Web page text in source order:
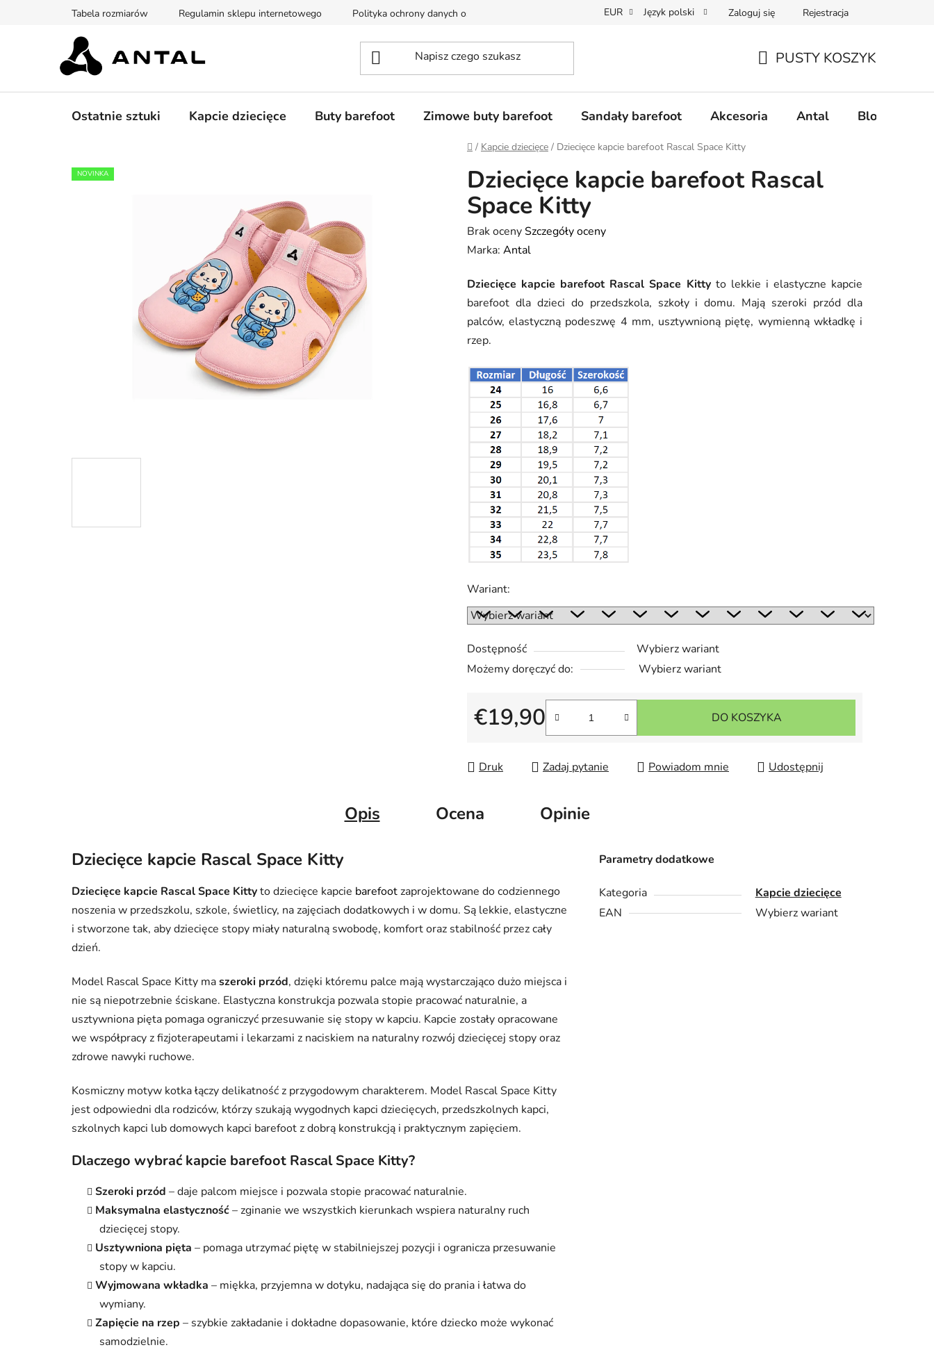
Tabela rozmiarów Regulamin sklepu internetowego Polityka ochrony danych osobowych Dostępność i czas realizacji zamówienia Zwroty i reklamacje
EUR Język polski Zaloguj się Rejestracja
PUSTY KOSZYK
Ostatnie sztuki Kapcie dziecięce Buty barefoot Zimowe buty barefoot Sandały barefoot Akcesoria Antal Blog
Home
/ Kapcie dziecięce / Dziecięce kapcie barefoot Rascal Space Kitty
Dziecięce kapcie barefoot Rascal
Space Kitty
Średnia
ocena
wynosi
0,0
na
5
Brak ocenySzczegóły oceny
Marka: Antal
Dziecięce kapcie barefoot Rascal Space Kittyto lekkie i elastyczne kapcie
barefoot dla dzieci do przedszkola, szkoły i domu. Mają szeroki przód dla
palców, elastyczną podeszwę 4 mm, usztywnioną piętę, wymienną wkładkę i
rzep.
Wariant:
Dostępność
Wybierz wariant
Możemy doręczyć do:
Wybierz wariant
€19,90
Cena jednostkowa:
DO KOSZYKA
Druk Zadaj pytanie Powiadom mnie Udostępnij
NOVINKA
Opis Ocena Opinie
Dziecięce kapcie Rascal Space Kitty
Dziecięce kapcie Rascal Space Kittyto dziecięce kapcie barefootzaprojektowane do codziennego
noszenia w przedszkolu, szkole, świetlicy, na zajęciach dodatkowych i w domu. Są lekkie, elastyczne
i stworzone tak, aby dziecięce stopy miały naturalną swobodę, komfort oraz stabilność przez cały
dzień.
Model Rascal Space Kitty maszeroki przód, dzięki któremu palce mają wystarczająco dużo miejsca i
nie są niepotrzebnie ściskane. Elastyczna konstrukcja pozwala stopie pracować naturalnie, a
usztywniona pięta pomaga ograniczyć przesuwanie się stopy w kapciu. Kapcie zostały opracowane
we współpracy z fizjoterapeutami i lekarzami z naciskiem na naturalny rozwój dziecięcej stopy oraz
zdrowe nawyki ruchowe.
Kosmiczny motyw kotka łączy delikatność z przygodowym charakterem. Model Rascal Space Kitty
jest odpowiedni dla rodziców, którzy szukają wygodnych kapci dziecięcych, przedszkolnych kapci,
szkolnych kapci lub domowych kapci barefoot z dobrą konstrukcją i praktycznym zapięciem.
Dlaczego wybrać kapcie barefoot Rascal Space Kitty?
Szeroki przód – daje palcom miejsce i pozwala stopie pracować naturalnie.
Maksymalna elastyczność– zginanie we wszystkich kierunkach wspiera naturalny ruch
dziecięcej stopy.
Usztywniona pięta – pomaga utrzymać piętę w stabilniejszej pozycji i ogranicza przesuwanie
stopy w kapciu.
Wyjmowana wkładka – miękka, przyjemna w dotyku, nadająca się do prania i łatwa do
wymiany.
Zapięcie na rzep – szybkie zakładanie i dokładne dopasowanie, które dziecko może wykonać
samodzielnie.
Parametry dodatkowe
Kategoria
Kapcie dziecięce
EAN
Wybierz wariant